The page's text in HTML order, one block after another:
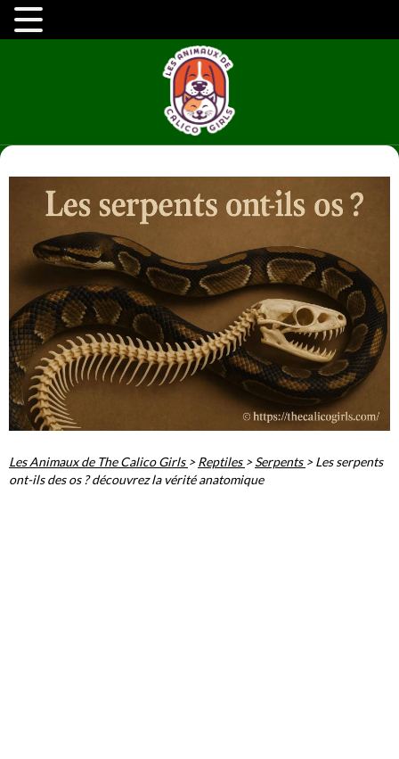
Les Animaux de The Calico Girls >Reptiles >Serpents >Les serpents
ont-ils des os ? découvrez la vérité anatomique